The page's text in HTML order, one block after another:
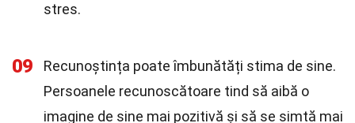
stres.
09
Recunoștința poate îmbunătăți stima de sine.
Persoanele recunoscătoare tind să aibă o
imagine de sine mai pozitivă și să se simtă mai